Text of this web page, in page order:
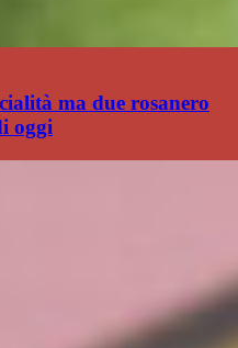
ma due rosanero
oggi